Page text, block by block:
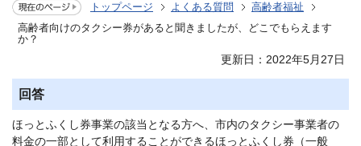
トップページ よくある質問
高齢者福祉
高齢者向けのタクシー券があると聞きましたが、どこでもらえます
か？
更新日：2022年5月27日
回答
ほっとふくし券事業の該当となる方へ、市内のタクシー事業者の
料金の一部として利用することができるほっとふくし券（一般